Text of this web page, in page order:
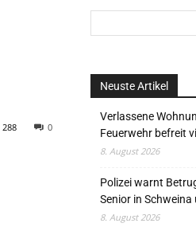
0
288
Neuste Artikel
Verlassene
Feuerwehr befreit
8. August 2026
Polizei warnt
Senior in
8. August 2026